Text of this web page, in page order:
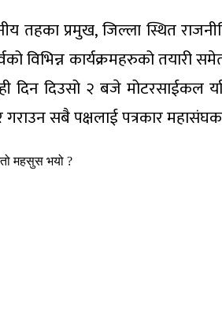
तहका प्रमुख, जिल्ला स्थित
विभिन्न कार्यक्रमहरुको
दिन दिउसो २ बजे मोटरसाईकल
गराउन सबै पक्षलाई पत्रकार
महसुस भयो ?